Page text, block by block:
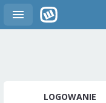
LOGOWANIE